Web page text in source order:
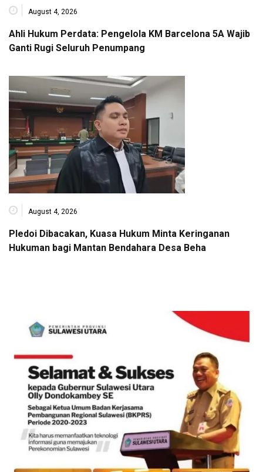
August 4, 2026
Ahli Hukum Perdata: Pengelola KM Barcelona 5A Wajib
Ganti Rugi Seluruh Penumpang
August 4, 2026
Pledoi Dibacakan, Kuasa Hukum Minta Keringanan
Hukuman bagi Mantan Bendahara Desa Beha